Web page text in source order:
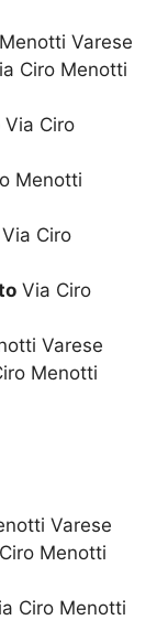
Varese
Ciro Menotti
Via Ciro
Menotti
Via Ciro
Via Ciro
Varese
Menotti
Varese
Menotti
Ciro Menotti